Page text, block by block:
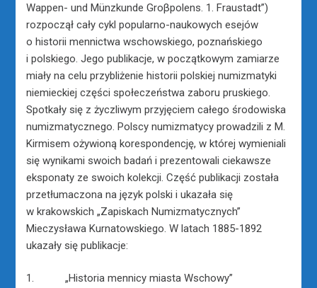
Wappen- und Münzkunde Groβpolens. 1. Fraustadt”)
rozpoczął cały cykl popularno-naukowych esejów
o historii mennictwa wschowskiego, poznańskiego
i polskiego. Jego publikacje, w początkowym zamiarze
miały na celu przybliżenie historii polskiej numizmatyki
niemieckiej części społeczeństwa zaboru pruskiego.
Spotkały się z życzliwym przyjęciem całego środowiska
numizmatycznego. Polscy numizmatycy prowadzili z M.
Kirmisem ożywioną korespondencję, w której wymieniali
się wynikami swoich badań i prezentowali ciekawsze
eksponaty ze swoich kolekcji. Część publikacji została
przetłumaczona na język polski i ukazała się
w krakowskich „Zapiskach Numizmatycznych”
Mieczysława Kurnatowskiego. W latach 1885-1892
ukazały się publikacje:
1. „Historia mennicy miasta Wschowy”